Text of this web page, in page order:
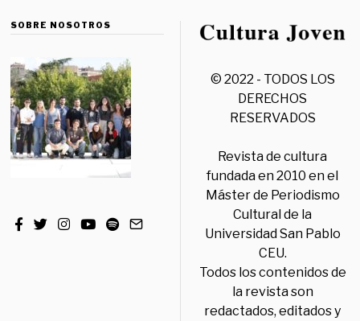
SOBRE NOSOTROS
© 2022 - TODOS LOS
DERECHOS
RESERVADOS
Revista de cultura
fundada en 2010 en el
Máster de Periodismo
Cultural de la
Universidad San Pablo
CEU.
Todos los contenidos de
la revista son
redactados, editados y